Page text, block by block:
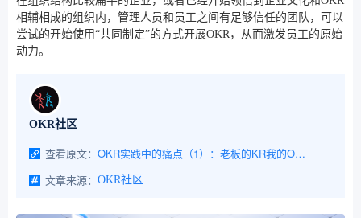
相辅相成的组织内，管理人员和员工之间有足够信任的团队，可以
尝试的开始使用“共同制定”的方式开展OKR，从而激发员工的原始
动力。
OKR社区
查看原文：
OKR实践中的痛点（1）：老板的KR我的O，怎么办？
文章来源： OKR社区